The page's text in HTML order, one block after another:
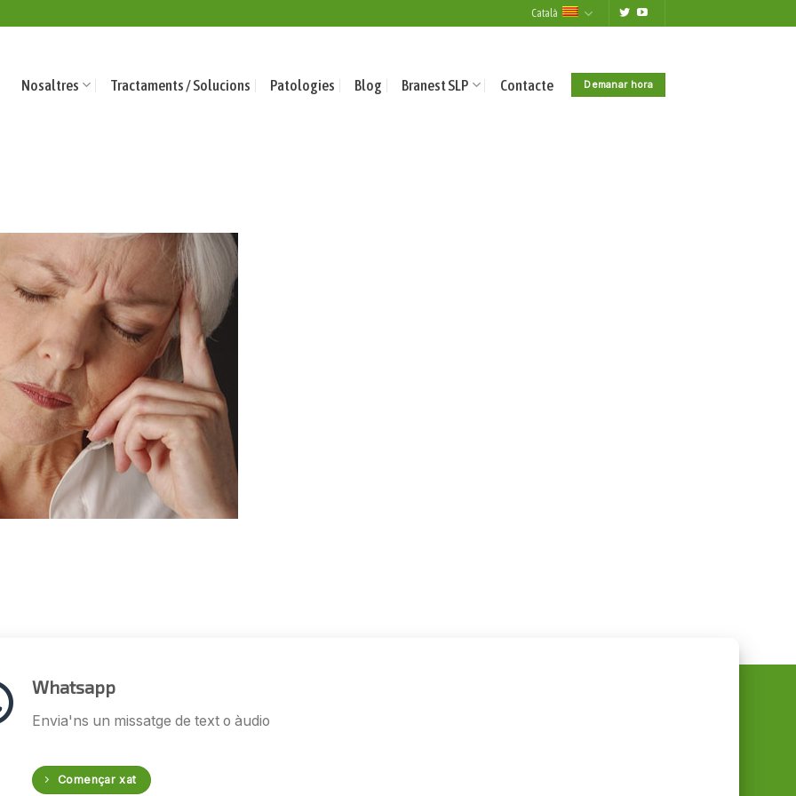
Català
Nosaltres Tractaments / Solucions Patologies Blog Branest SLP Contacte Demanar hora
Whatsapp
Envia'ns un missatge de text o àudio
Començar xat